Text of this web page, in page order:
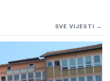
SVE VIJESTI →